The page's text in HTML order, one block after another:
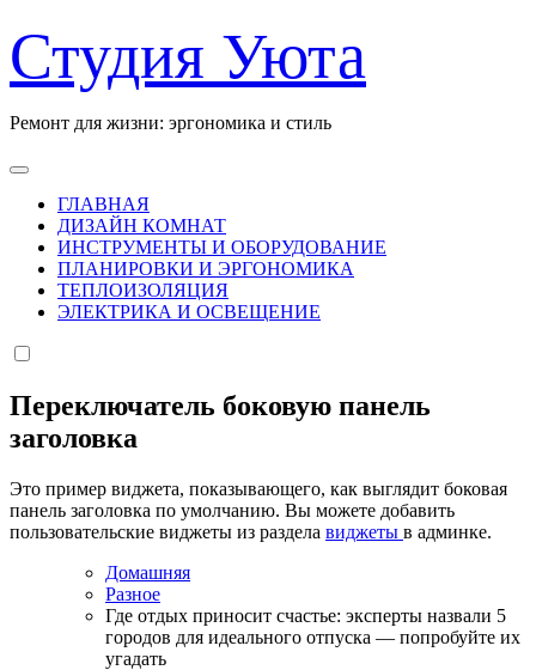
к
содержанию
Студия Уюта
Ремонт для жизни: эргономика и стиль
ГЛАВНАЯ
ДИЗАЙН КОМНАТ
ИНСТРУМЕНТЫ И ОБОРУДОВАНИЕ
ПЛАНИРОВКИ И ЭРГОНОМИКА
ТЕПЛОИЗОЛЯЦИЯ
ЭЛЕКТРИКА И ОСВЕЩЕНИЕ
Переключатель боковую панель
заголовка
Это пример виджета, показывающего, как выглядит боковая
панель заголовка по умолчанию. Вы можете добавить
пользовательские виджеты из раздела виджеты в админке.
Домашняя
Разное
Где отдых приносит счастье: эксперты назвали 5
городов для идеального отпуска — попробуйте их
угадать